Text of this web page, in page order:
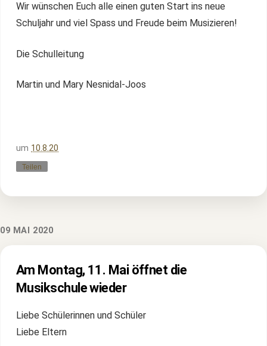
Wir wünschen Euch alle einen guten Start ins neue
Schuljahr und viel Spass und Freude beim Musizieren!
Die Schulleitung
Martin und Mary Nesnidal-Joos
um 10.8.20
Teilen
09 MAI 2020
Am Montag, 11. Mai öffnet die
Musikschule wieder
Liebe Schülerinnen und Schüler
Liebe Eltern